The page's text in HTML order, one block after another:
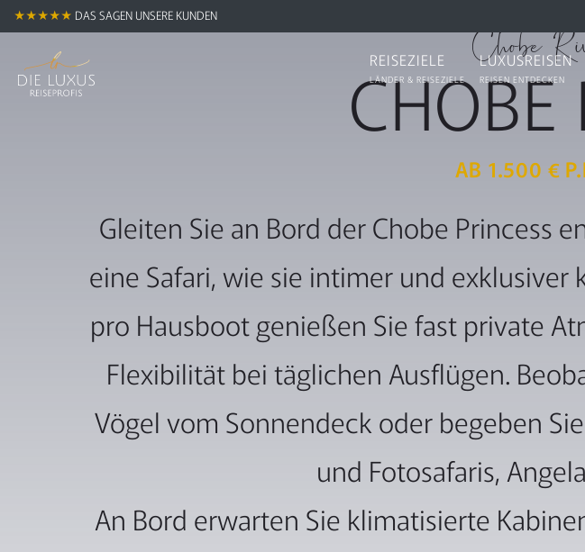
★★★★★ DAS SAGEN UNSERE KUNDEN
REISEZIELE
LÄNDER & REISEZIELE
LUXUSREISEN
REISEN ENTDECKEN
Chobe
CHOBE
AB 1.500 €
Gleiten Sie an Bord der Chobe Princess
eine Safari, wie sie intimer und
pro Hausboot genießen Sie fast private
Flexibilität bei täglichen Ausflügen.
Vögel vom Sonnendeck oder begeben
und Fotosafaris,
An Bord erwarten Sie klimatisierte